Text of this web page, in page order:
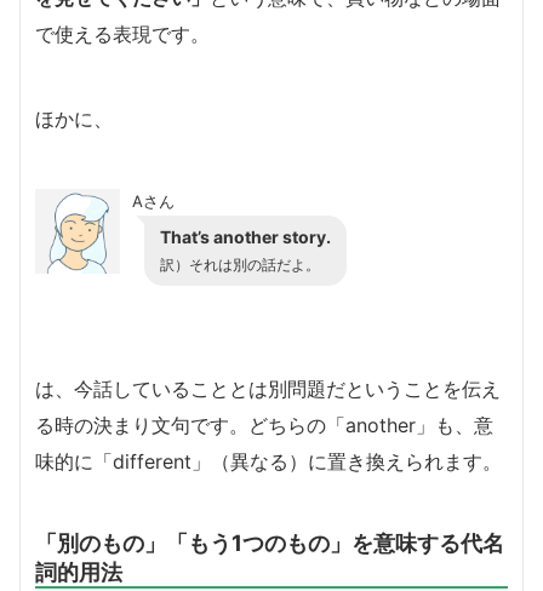
で使える表現です。
ほかに、
Aさん
That’s another story.
訳）それは別の話だよ。
は、今話していることとは別問題だということを伝え
る時の決まり文句です。どちらの「another」も、意
味的に「different」（異なる）に置き換えられます。
「別のもの」「もう1つのもの」を意味する代名
詞的用法